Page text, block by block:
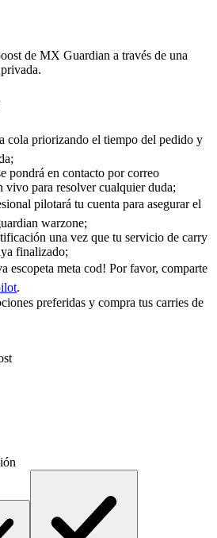
de MX Guardian a través de una
cola priorizando el tiempo del pedido y
pondrá en contacto por correo
vivo para resolver cualquier duda;
pilotará tu cuenta para asegurar el
warzone;
una vez que tu servicio de carry
finalizado;
escopeta meta cod! Por favor, comparte
.
preferidas y compra tus carries de